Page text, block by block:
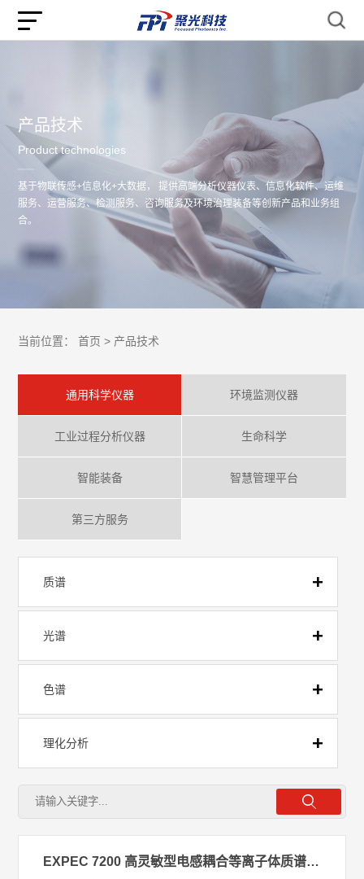
产品技术
Product technologies
基于物联传感+信息化+大数据， 提供高端分析仪器仪表、信息化软件、运维
服务、运营服务、检测服务、咨询服务及环境治理装备等创新产品和业务组
合。
当前位置： 首页 > 产品技术
通用科学仪器 环境监测仪器
工业过程分析仪器 生命科学
智能装备 智慧管理平台
第三方服务
质谱
光谱
色谱
理化分析
前处理
EXPEC 7200 高灵敏型电感耦合等离子体质谱仪 (ICP-MS )